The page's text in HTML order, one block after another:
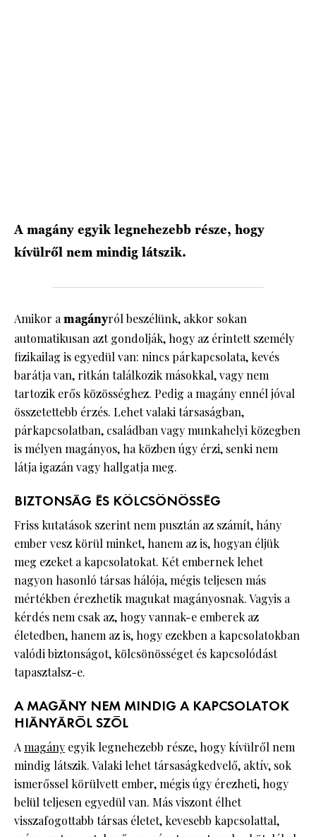
A magány egyik legnehezebb része, hogy
kívülről nem mindig látszik.
Amikor amagányról beszélünk, akkor sokan
automatikusan azt gondolják, hogy az érintett személy
fizikailag is egyedül van: nincs párkapcsolata, kevés
barátja van, ritkán találkozik másokkal, vagy nem
tartozik erős közösséghez. Pedig a magány ennél jóval
összetettebb érzés. Lehet valaki társaságban,
párkapcsolatban, családban vagy munkahelyi közegben
is mélyen magányos, ha közben úgy érzi, senki nem
látja igazán vagy hallgatja meg.
BIZTONSÁG ÉS KÖLCSÖNÖSSÉG
Friss kutatások szerint nem pusztán az számít, hány
ember vesz körül minket, hanem az is, hogyan éljük
meg ezeket a kapcsolatokat. Két embernek lehet
nagyon hasonló társas hálója, mégis teljesen más
mértékben érezhetik magukat magányosnak. Vagyis a
kérdés nem csak az, hogy vannak-e emberek az
életedben, hanem az is, hogy ezekben a kapcsolatokban
valódi biztonságot, kölcsönösséget és kapcsolódást
tapasztalsz-e.
A MAGÁNY NEM MINDIG A KAPCSOLATOK
HIÁNYÁRÓL SZÓL
Amagány egyik legnehezebb része, hogy kívülről nem
mindig látszik. Valaki lehet társaságkedvelő, aktív, sok
ismerőssel körülvett ember, mégis úgy érezheti, hogy
belül teljesen egyedül van. Más viszont élhet
visszafogottabb társas életet, kevesebb kapcsolattal,